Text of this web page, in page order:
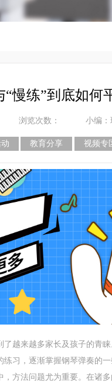
慢练”到底如何
浏览次数： 小编：
教育分享 视频专
越来越多家长及孩子的青睐
习，逐渐掌握钢琴弹奏的一
法问题尤为重要。在诸多